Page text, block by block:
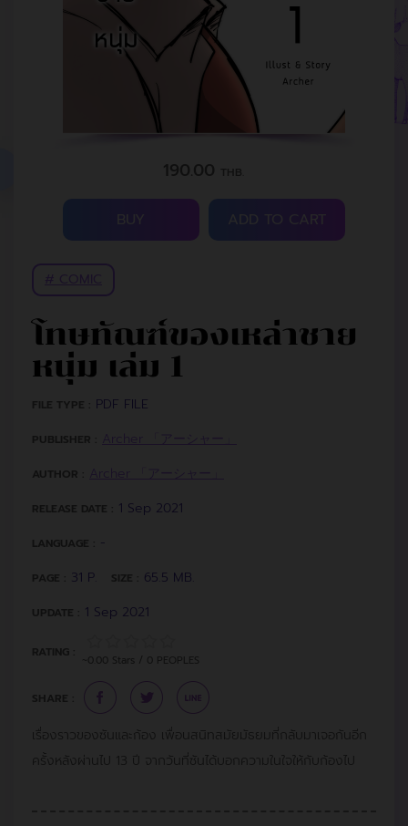
190.00 THB.
ADD TO CART
โทษทัณฑ์ของเหล่าชาย
หนุ่ม เล่ม 1
FILE TYPE : PDF FILE
PUBLISHER :
AUTHOR :
RELEASE DATE : 1 Sep 2021
LANGUAGE : -
PAGE : 31 P. SIZE : 65.5 MB.
UPDATE : 1 Sep 2021
RATING :
~0.00 Stars / 0 PEOPLES
SHARE :
เรื่องราวของซันและก้อง เพื่อนสนิทสมัยมัธยมที่กลับมาเจอกันอีก
ครั้งหลังผ่านไป 13 ปี จากวันที่ซันได้บอกความในใจให้กับก้องไป